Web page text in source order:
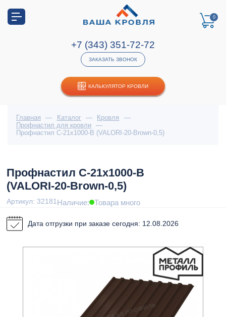
КАЛЬКУЛЯТОР КРОВЛИ
0
+7 (343) 351-72-72
ЗАКАЗАТЬ ЗВОНОК
Главная — Каталог — Кровля
—
Профнастил для кровли
—
Профнастил С-21х1000-B (VALORI-20-Brown-0,5)
Профнастил С-21х1000-B
(VALORI-20-Brown-0,5)
Артикул: 32181 Наличие: Товара много
Дата отгрузки при заказе сегодня: 12.08.2026